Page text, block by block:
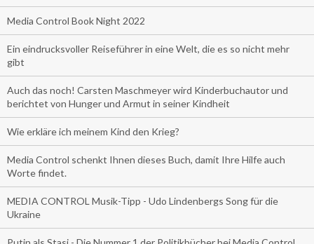
Media Control Book Night 2022
Ein eindrucksvoller Reiseführer in eine Welt, die es so nicht mehr
gibt
Auch das noch! Carsten Maschmeyer wird Kinderbuchautor und
berichtet von Hunger und Armut in seiner Kindheit
Wie erkläre ich meinem Kind den Krieg?
Media Control schenkt Ihnen dieses Buch, damit Ihre Hilfe auch
Worte findet.
MEDIA CONTROL Musik-Tipp - Udo Lindenbergs Song für die
Ukraine